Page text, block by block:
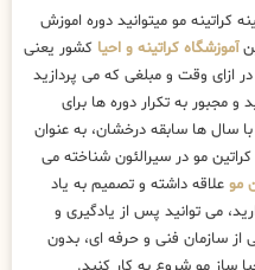
مو میتوانید دوره اموزش
آموزشگاه کراتینه و احیا کشور یعنی
ازای وقت و مبلغی که می پردازید
مجبور به تکرار دوره ها برای
با سال ها سابقه درخشان، به عنوان
مو در سیرالئون شناخته می
مو علاقه داشته و تصمیم به یاد
می توانید پس از یادگیری و
سازمان فنی و حرفه ای، بدون